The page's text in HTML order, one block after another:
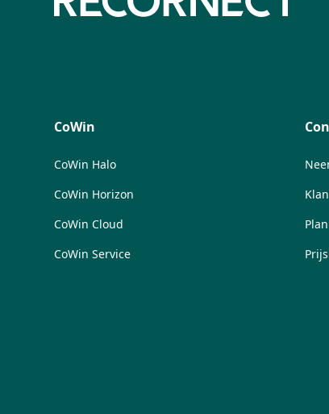
CoWin
CoWin Halo
CoWin Horizon
CoWin Cloud
CoWin Service